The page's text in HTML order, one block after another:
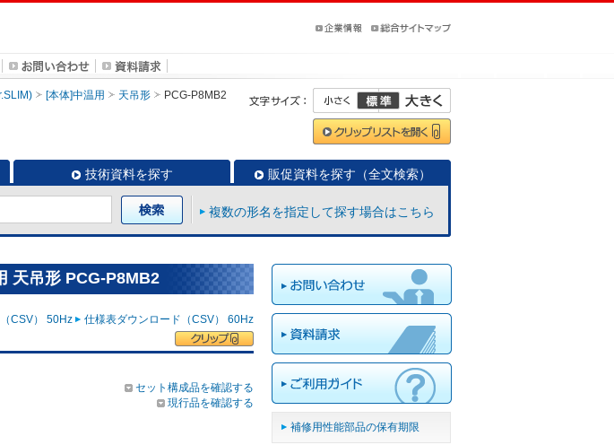
[本体]中温用 天吊形 PCG-P8MB2
技術資料を探す 販促資料を探す（全文検索）
複数の形名を指定して探す場合はこちら
天吊形 PCG-P8MB2
CSV） 50Hz 仕様表ダウンロード（CSV） 60Hz
セット構成品を確認する
現行品を確認する
補修用性能部品の保有期限